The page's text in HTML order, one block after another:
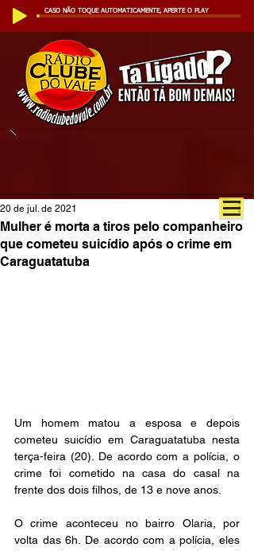
CASO NÃO TOQUE AUTOMATICAMENTE, APERTE O PLAY
Mulher é morta a tiros pelo companheiro
que cometeu suicídio após o crime em
Caraguatatuba
20 de jul. de 2021
Um homem matou a esposa e depois
cometeu suicídio em Caraguatatuba nesta
terça-feira (20). De acordo com a polícia, o
crime foi cometido na casa do casal na
frente dos dois filhos, de 13 e nove anos.
O crime aconteceu no bairro Olaria, por
volta das 6h. De acordo com a polícia, eles